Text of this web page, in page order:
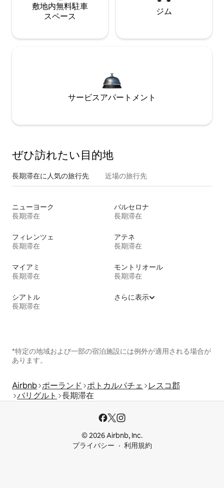
敷地内無料駐⁠車
ス⁠ペ⁠ー⁠ス
ジム
サービスアパートメント
ぜひ訪⁠れ⁠た⁠い目⁠的⁠地
長期滞在に人気の旅行先 近場の旅行先
ニューヨーク
長期滞在
バルセロナ
長期滞在
フィレンツェ
長期滞在
アテネ
長期滞在
マイアミ
長期滞在
モントリオール
長期滞在
シアトル
長期滞在
さらに表示
*特定の地域および一部の宿泊施設には例外が適用される場合が
あります。
Airbnb ポーランド ポトカルパチェ
レスコ郡
バリグルト
長期滞在
© 2026 Airbnb, Inc.
プライバシー
利用規約